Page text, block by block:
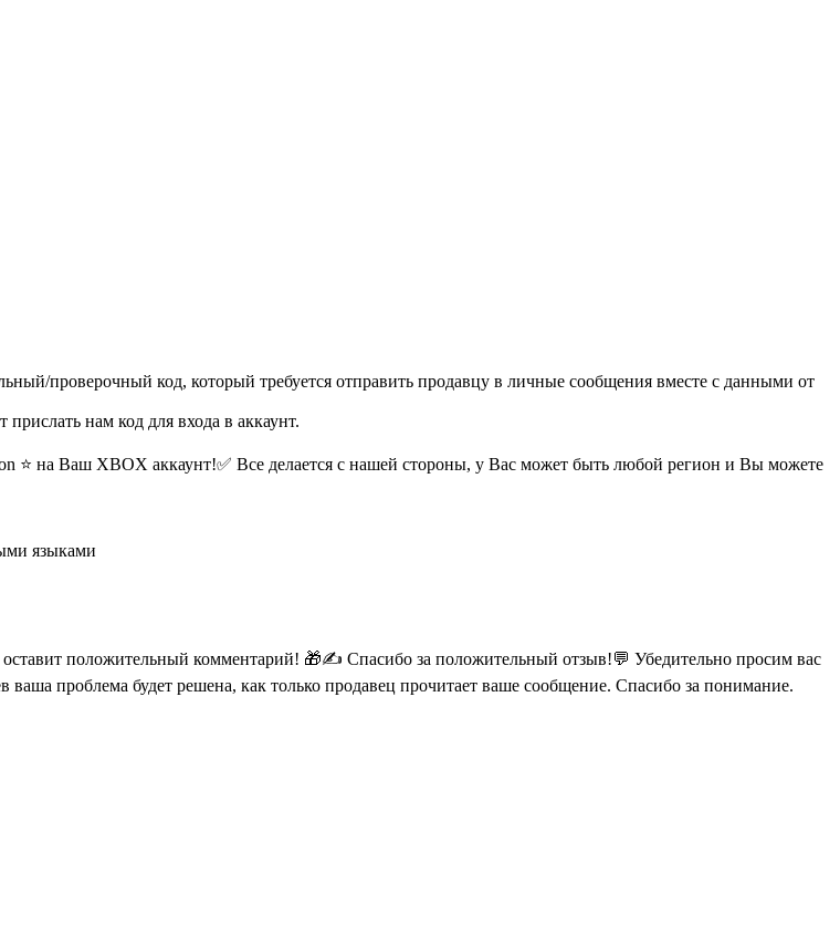
проверочный код, который требуется отправить продавцу в личные сообщения вместе с данными от
нам код для входа в аккаунт.
⭐ на Ваш XBOX аккаунт!✅ Все делается с нашей стороны, у Вас может быть любой регион и Вы можете
языками
положительный комментарий! 🎁✍ Спасибо за положительный отзыв!💬 Убедительно просим вас
проблема будет решена, как только продавец прочитает ваше сообщение. Спасибо за понимание.